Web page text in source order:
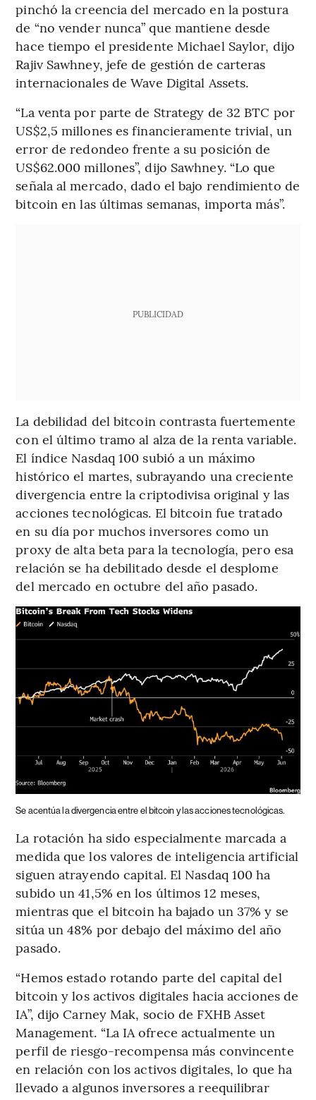
pinchó la creencia del mercado en la postura
de “no vender nunca” que mantiene desde
hace tiempo el presidente Michael Saylor, dijo
Rajiv Sawhney, jefe de gestión de carteras
internacionales de Wave Digital Assets.
“La venta por parte de Strategy de 32 BTC por
US$2,5 millones es financieramente trivial, un
error de redondeo frente a su posición de
US$62.000 millones”, dijo Sawhney. “Lo que
señala al mercado, dado el bajo rendimiento de
bitcoin en las últimas semanas, importa más”.
PUBLICIDAD
La debilidad del bitcoin contrasta fuertemente
con el último tramo al alza de la renta variable.
El índice Nasdaq 100 subió a un máximo
histórico el martes, subrayando una creciente
divergencia entre la criptodivisa original y las
acciones tecnológicas. El bitcoin fue tratado
en su día por muchos inversores como un
proxy de alta beta para la tecnología, pero esa
relación se ha debilitado desde el desplome
del mercado en octubre del año pasado.
Se acentúa la divergencia entre el bitcoin y las acciones tecnológicas.
La rotación ha sido especialmente marcada a
medida que los valores de inteligencia artificial
siguen atrayendo capital. El Nasdaq 100 ha
subido un 41,5% en los últimos 12 meses,
mientras que el bitcoin ha bajado un 37% y se
sitúa un 48% por debajo del máximo del año
pasado.
“Hemos estado rotando parte del capital del
bitcoin y los activos digitales hacia acciones de
IA”, dijo Carney Mak, socio de FXHB Asset
Management. “La IA ofrece actualmente un
perfil de riesgo-recompensa más convincente
en relación con los activos digitales, lo que ha
llevado a algunos inversores a reequilibrar